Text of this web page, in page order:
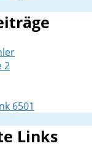
2
6501
Links